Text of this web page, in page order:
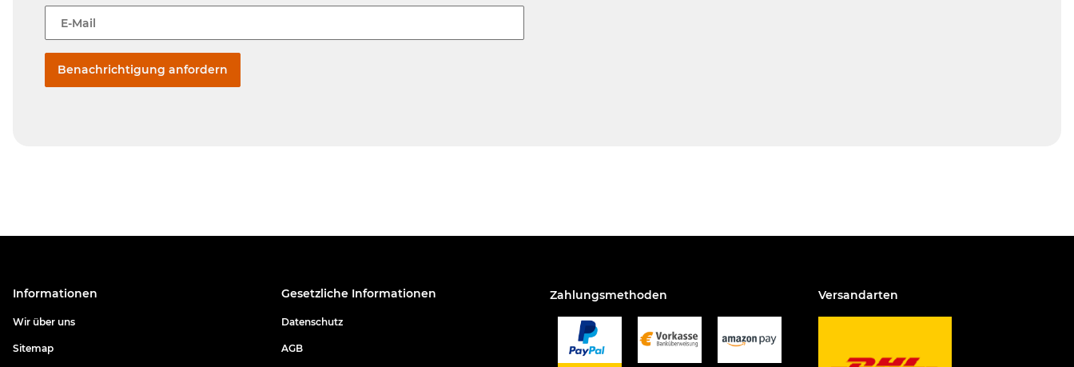
E-Mail
Benachrichtigung anfordern
Informationen
Wir über uns
Sitemap
Gesetzliche Informationen
Datenschutz
AGB
Zahlungsmethoden Versandarten